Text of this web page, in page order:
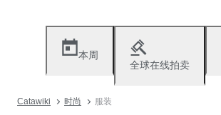
本周
全球在线拍卖
Catawiki 时尚 服装